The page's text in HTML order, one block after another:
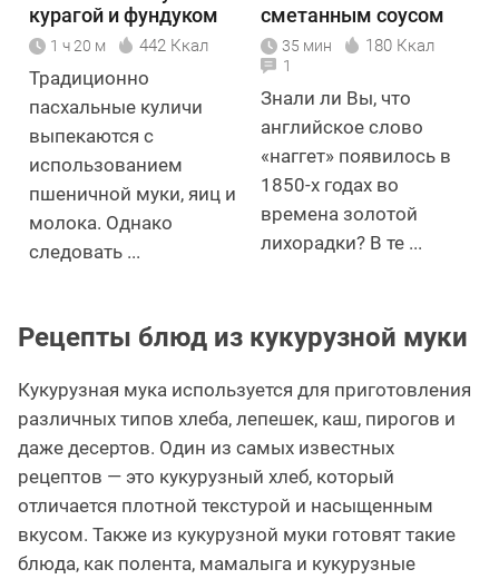
курагой и фундуком
1 ч 20 м 442 Ккал
Традиционно
пасхальные куличи
выпекаются с
использованием
пшеничной муки, яиц и
молока. Однако
следовать ...
сметанным соусом
35 мин 180 Ккал
1
Знали ли Вы, что
английское слово
«наггет» появилось в
1850-х годах во
времена золотой
лихорадки? В те ...
Рецепты блюд из кукурузной муки
Кукурузная мука используется для приготовления
различных типов хлеба, лепешек, каш, пирогов и
даже десертов. Один из самых известных
рецептов — это кукурузный хлеб, который
отличается плотной текстурой и насыщенным
вкусом. Также из кукурузной муки готовят такие
блюда, как полента, мамалыга и кукурузные